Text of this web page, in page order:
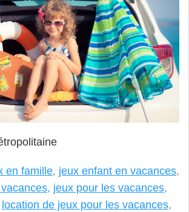
en famille, jeux enfant en vacances,
, jeux pour les vacances,
location de jeux pour les vacances,